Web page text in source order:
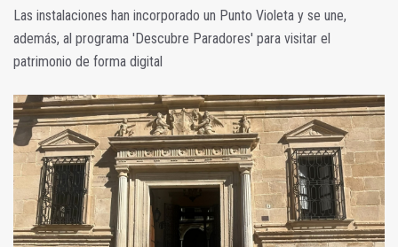
Las instalaciones han incorporado un Punto Violeta y se une,
además, al programa 'Descubre Paradores' para visitar el
patrimonio de forma digital